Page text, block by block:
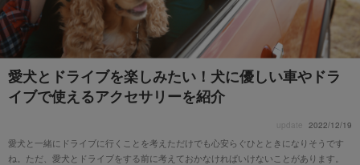
愛犬とドライブを楽しみたい！犬に優しい車やドラ
イブで使えるアクセサリーを紹介
update 2022/12/19
愛犬と一緒にドライブに行くことを考えただけでも心安らぐひとときになりそうです
ね。ただ、愛犬とドライブをする前に考えておかなければいけないことがあります。